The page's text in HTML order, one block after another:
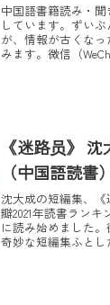
中国語書籍読み・
しています。ずい
が、情報が古くな
みます。微信（
《迷路员》
（中国語読書）
沈大成の短編集、
瓣2021年読書ラン
に読み始めました
奇妙な短編集ふとし